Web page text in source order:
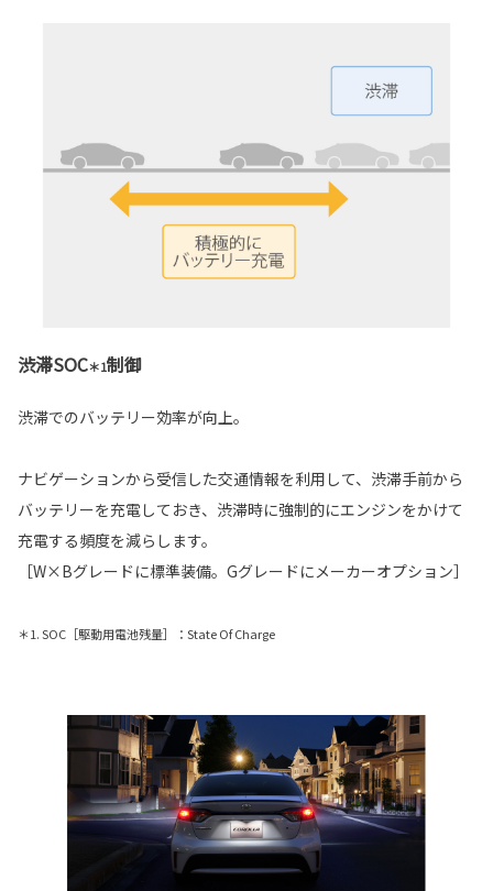
渋滞SOC＊1制御
渋滞でのバッテリー効率が向上。
ナビゲーションから受信した交通情報を利用して、渋滞手前から
バッテリーを充電しておき、渋滞時に強制的にエンジンをかけて
充電する頻度を減らします。
［W×Bグレードに標準装備。Gグレードにメーカーオプション］
＊1. SOC［駆動用電池残量］：State Of Charge